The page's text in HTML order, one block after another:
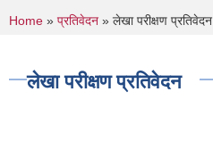
You are here
Home » प्रतिवेदन » लेखा परीक्षण प्रतिवेदन
लेखा परीक्षण प्रतिवेदन